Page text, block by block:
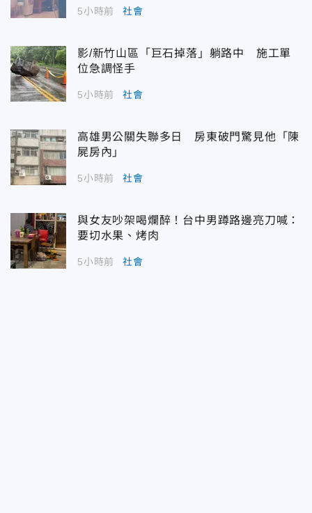
5小時前 社會
影/新竹山區「巨石掉落」躺路中 施工單
位急調怪手
5小時前 社會
高雄男公關失聯多日 房東破門驚見他「陳
屍房內」
5小時前 社會
與女友吵架喝爛醉！台中男蹲路邊亮刀喊：
要切水果、烤肉
5小時前 社會